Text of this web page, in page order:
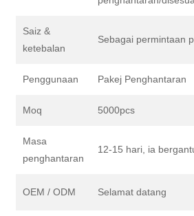
Saiz &
ketebalan
Sebagai permintaan
Penggunaan Pakej Penghantaran
Moq 5000pcs
Masa
penghantaran
12-15 hari, ia
OEM / ODM Selamat datang